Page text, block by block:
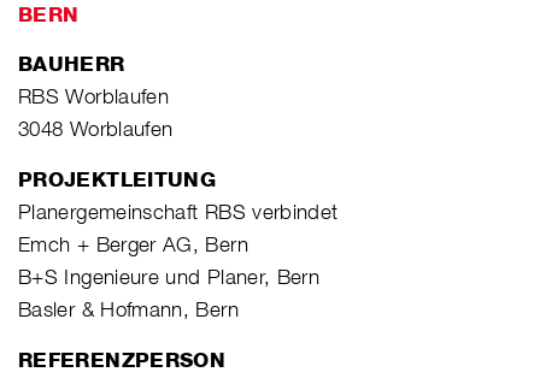
BERN
BAUHERR
RBS Worblaufen
3048 Worblaufen
PROJEKTLEITUNG
Planergemeinschaft RBS verbindet
Emch + Berger AG, Bern
B+S Ingenieure und Planer, Bern
Basler & Hofmann, Bern
REFERENZPERSON